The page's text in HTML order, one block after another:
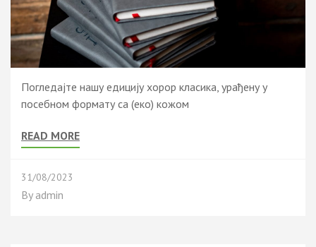
Погледајте нашу едицију хорор класика, урађену у
посебном формату са (еко) кожом
READ MORE
31/08/2023
By admin